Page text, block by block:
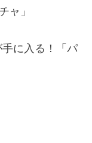
ャ」
に入る！「パ